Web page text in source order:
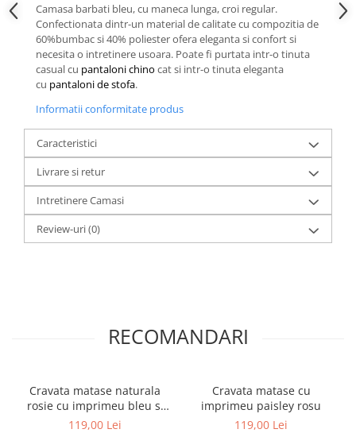
Camasa barbati bleu, cu maneca lunga, croi regular.
Confectionata dintr-un material de calitate cu compozitia de
60%bumbac si 40% poliester ofera eleganta si confort si
necesita o intretinere usoara. Poate fi purtata intr-o tinuta
casual cu pantaloni chino cat si intr-o tinuta eleganta
cu pantaloni de stofa.
Informatii conformitate produs
Caracteristici
Livrare si retur
Intretinere Camasi
Review-uri(0)
RECOMANDARI
Cravata matase naturala
rosie cu imprimeu bleu si
bej
119,00 Lei
Cravata matase cu
imprimeu paisley rosu
119,00 Lei